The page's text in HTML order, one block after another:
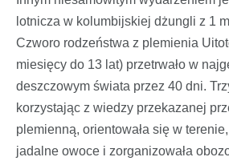
lotnicza w kolumbijskiej dżungli z 1
Czworo rodzeństwa z plemienia
miesięcy do 13 lat) przetrwało w
deszczowym świata przez 40 dni.
korzystając z wiedzy przekazanej
plemienną, orientowała się w
jadalne owoce i zorganizowała